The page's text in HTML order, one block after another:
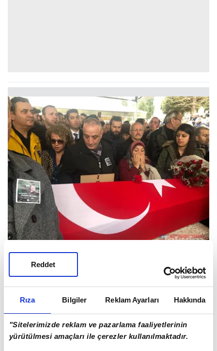
Rıza Bilgiler Reklam Ayarları Hakkında
"Sitelerimizde reklam ve pazarlama faaliyetlerinin
yürütülmesi amaçları ile çerezler kullanılmaktadır.
Reddet